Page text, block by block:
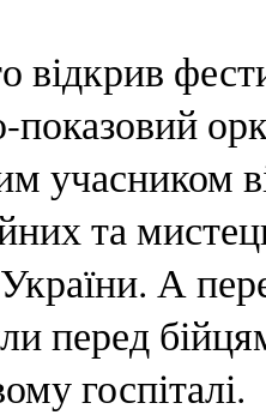
відкрив
показовий
учасником
та
А
перед
госпіталі.